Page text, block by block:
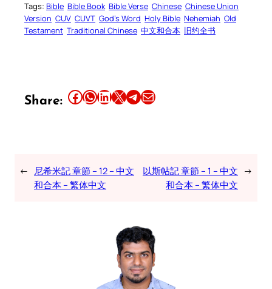
Tags: Bible Bible Book Bible Verse Chinese Chinese Union
Version CUV CUVT God’s Word Holy Bible Nehemiah Old
Testament Traditional Chinese 中文和合本 旧约全书
Share: Share this article on Facebook Share this article on WhatsApp Share this article on LinkedIn Share this article on X Share this article on TelegramEmail this Article
←
尼希米記 章節 – 12 – 中文
和合本 – 繁体中文
以斯帖記 章節 – 1 – 中文
和合本 – 繁体中文
→